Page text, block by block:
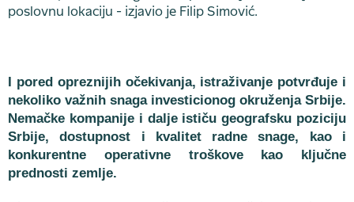
poslovnu lokaciju - izjavio je Filip Simović.
I pored opreznijih očekivanja, istraživanje potvrđuje i
nekoliko važnih snaga investicionog okruženja Srbije.
Nemačke kompanije i dalje ističu geografsku poziciju
Srbije, dostupnost i kvalitet radne snage, kao i
konkurentne operativne troškove kao ključne
prednosti zemlje.